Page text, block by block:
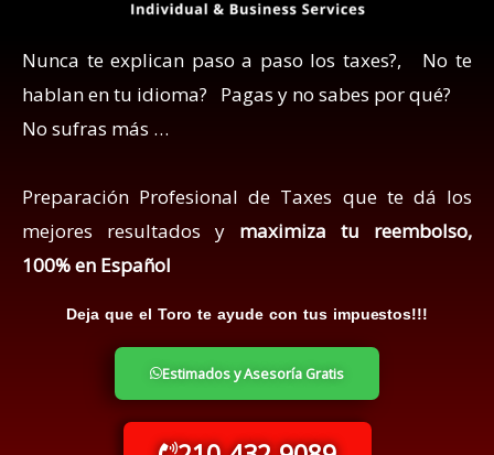
Nunca te explican paso a paso los taxes?, No te
hablan en tu idioma? Pagas y no sabes por qué?
No sufras más …
Preparación Profesional de Taxes que te dá los
mejores resultados y maximiza tu reembolso,
100% en Español
Deja que el Toro te ayude con tus impuestos!!!
Estimados y Asesoría Gratis